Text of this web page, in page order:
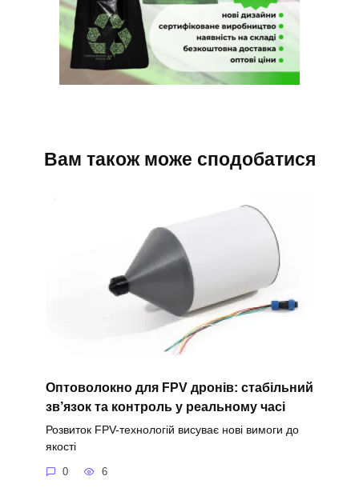
Вам також може сподобатися
Оптоволокно для FPV дронів: стабільний
зв’язок та контроль у реальному часі
Розвиток FPV-технологій висуває нові вимоги до
якості
0 6